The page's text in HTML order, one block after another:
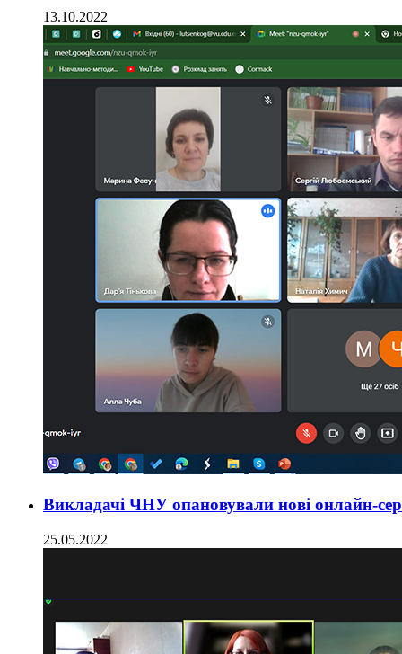
13.10.2022
Викладачі ЧНУ опановували нові онлайн-
25.05.2022